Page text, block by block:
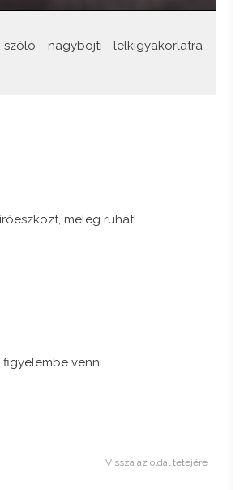
nagyböjti lelkigyakorlatra
meleg ruhát!
venni.
Vissza az oldal tetejére